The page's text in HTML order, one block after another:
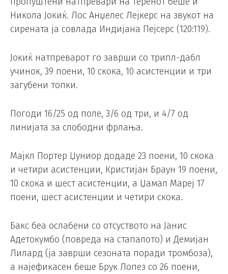
Никола Јокиќ. Лос Анџелес Лејкерс на звукот на
сирената ја совлада Индијана Пејсерс (120:119).
Јокиќ натпреварот го заврши со трипл-дабл
учинок, 39 поени, 10 скока, 10 асистенции и три
загубени топки.
Погоди 16/25 од поле, 3/6 од три, и 4/7 од
линијата за слободни фрлања.
Мајкл Портер Џуниор додаде 23 поени, 10 скока
и четири асистенции, Кристијан Браун 19 поени,
10 скока и шест асистенции, а Џамал Мареј 17
поени, шест асистенции и четири скока.
Бакс беа ослабени со отсуството на Јанис
Адетокумбо (повреда на стапалото) и Демијан
Лилард (ја заврши сезоната поради тромбоза),
а најефикасен беше Брук Лопез со 26 поени,